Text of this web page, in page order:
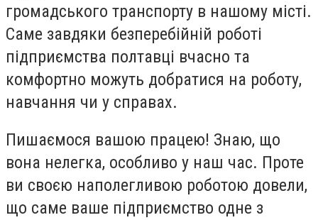
громадського транспорту в нашому місті.
Саме завдяки безперебійній роботі
підприємства полтавці вчасно та
комфортно можуть добратися на роботу,
навчання чи у справах.
Пишаємося вашою працею! Знаю, що
вона нелегка, особливо у наш час. Проте
ви своєю наполегливою роботою довели,
що саме ваше підприємство одне з